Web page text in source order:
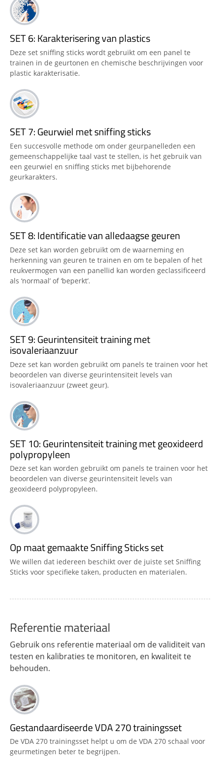
SET 6: Karakterisering van plastics
Deze set sniffing sticks wordt gebruikt om een panel te
trainen in de geurtonen en chemische beschrijvingen voor
plastic karakterisatie.
SET 7: Geurwiel met sniffing sticks
Een succesvolle methode om onder geurpanelleden een
gemeenschappelijke taal vast te stellen, is het gebruik van
een geurwiel en sniffing sticks met bijbehorende
geurkarakters.
SET 8: Identificatie van alledaagse geuren
Deze set kan worden gebruikt om de waarneming en
herkenning van geuren te trainen en om te bepalen of het
reukvermogen van een panellid kan worden geclassificeerd
als ‘normaal’ of ‘beperkt’.
SET 9: Geurintensiteit training met
isovaleriaanzuur
Deze set kan worden gebruikt om panels te trainen voor het
beoordelen van diverse geurintensiteit levels van
isovaleriaanzuur (zweet geur).
SET 10: Geurintensiteit training met geoxideerd
polypropyleen
Deze set kan worden gebruikt om panels te trainen voor het
beoordelen van diverse geurintensiteit levels van
geoxideerd polypropyleen.
Op maat gemaakte Sniffing Sticks set
We willen dat iedereen beschikt over de juiste set Sniffing
Sticks voor specifieke taken, producten en materialen.
Referentie materiaal
Gebruik ons referentie materiaal om de validiteit van
testen en kalibraties te monitoren, en kwaliteit te
behouden.
Gestandaardiseerde VDA 270 trainingsset
De VDA 270 trainingsset helpt u om de VDA 270 schaal voor
geurmetingen beter te begrijpen.